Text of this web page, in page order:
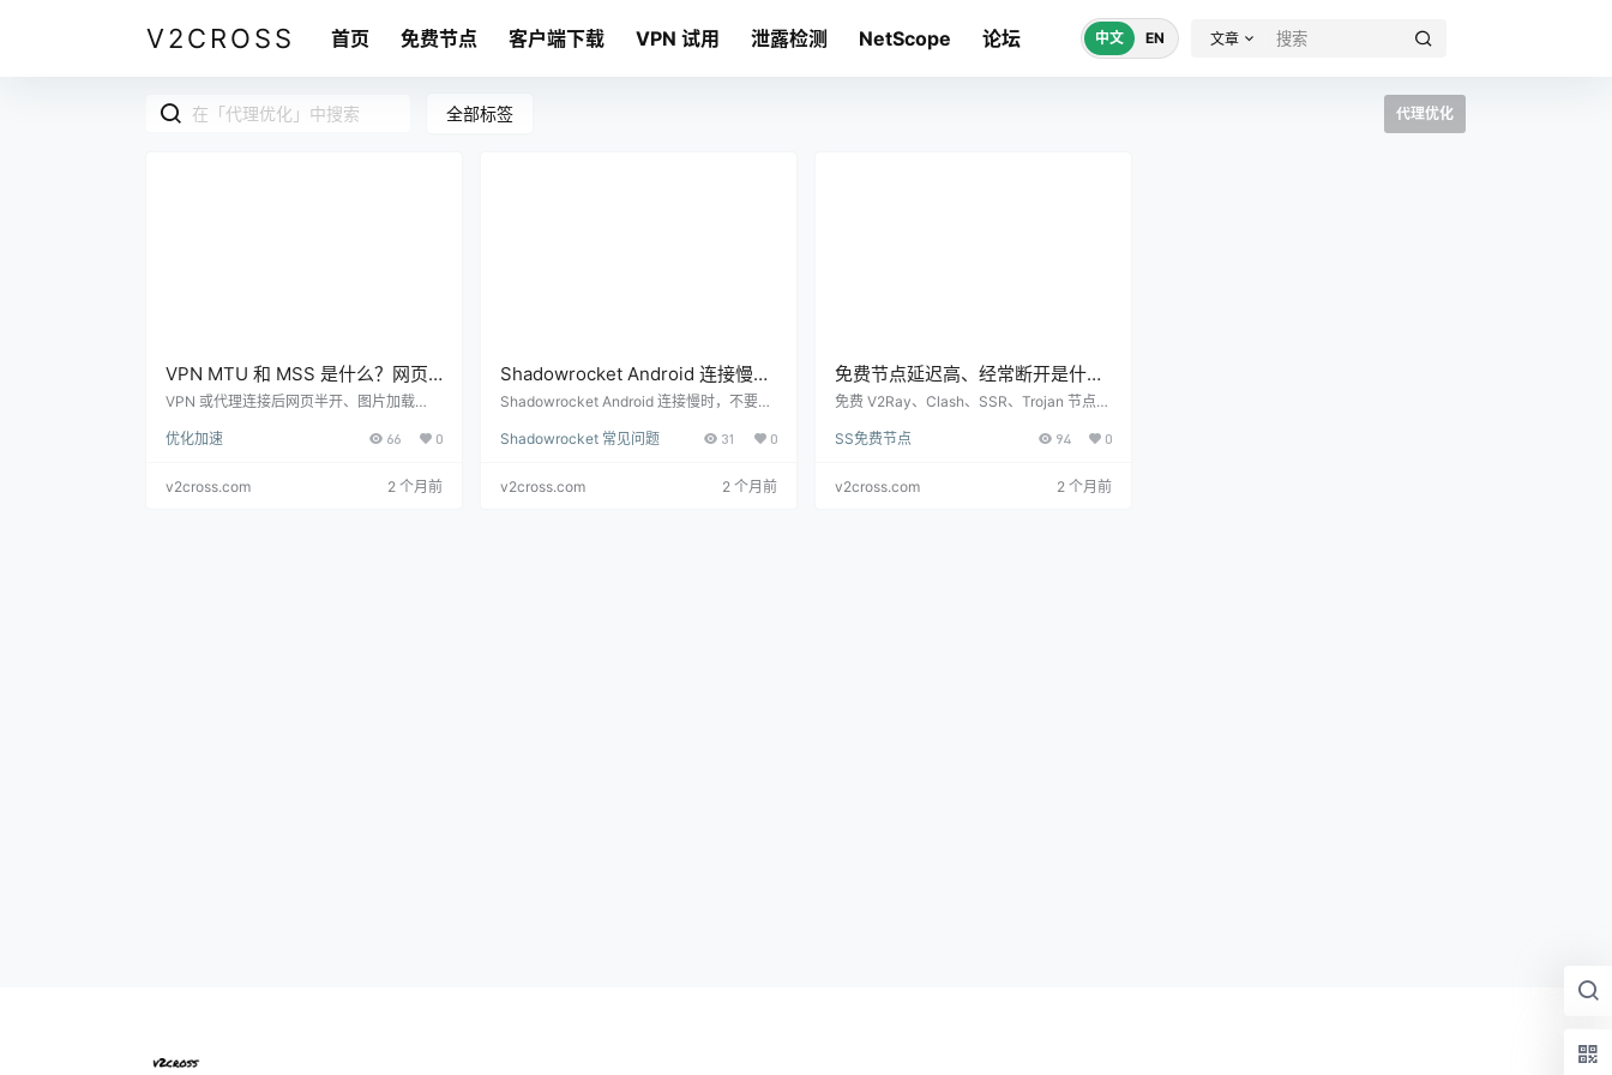
V2CROSS 首页 免费节点 客户端下载 VPN 试用 泄露检测 NetScope 论坛 中文 EN 文章
全部标签 代理优化
VPN MTU 和 MSS 是什么？网页
半天打不开、连接卡顿的技术排查
VPN 或代理连接后网页半开、图片加载
分片和路径丢包有关。本文给出新手可执行
优化加速 66 0
v2cross.com 2 个月前
Shadowrocket Android 连接慢怎
么办？延迟高、测速快但网页慢的
Shadowrocket Android 连接慢时，不要只
议、网络环境和目标网站逐项排查。
Shadowrocket 常见问题 31 0
v2cross.com 2 个月前
免费节点延迟高、经常断开是什么
原因？怎么优化
免费 V2Ray、Clash、SSR、Trojan 节点延
议不匹配、DNS、客户端模式和本地网络排
SS免费节点 94 0
v2cross.com 2 个月前